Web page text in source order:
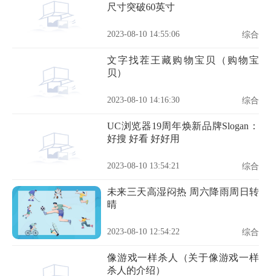
尺寸突破60英寸
2023-08-10 14:55:06 综合
文字找茬王藏购物宝贝（购物宝
贝）
2023-08-10 14:16:30 综合
UC浏览器19周年焕新品牌Slogan：
好搜 好看 好好用
2023-08-10 13:54:21 综合
未来三天高湿闷热 周六降雨周日转
晴
2023-08-10 12:54:22 综合
像游戏一样杀人（关于像游戏一样
杀人的介绍）